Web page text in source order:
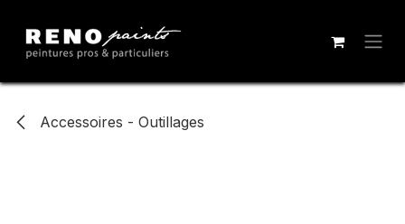
Accessoires - Outillages